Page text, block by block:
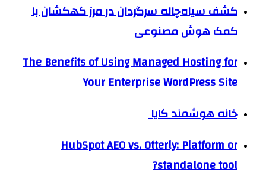
کشف سیاه‌چاله سرگردان در مرز کهکشان با
کمک هوش مصنوعی
The Benefits of Using Managed Hosting for
Your Enterprise WordPress Site
خانه هوشمند کایا
HubSpot AEO vs. Otterly: Platform or
standalone tool?